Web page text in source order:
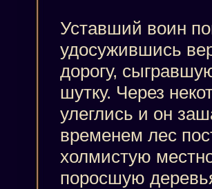
Уставший воин
удосужившись
дорогу,
шутку. Через
улеглись и он
временем лес
холмистую
поросшую